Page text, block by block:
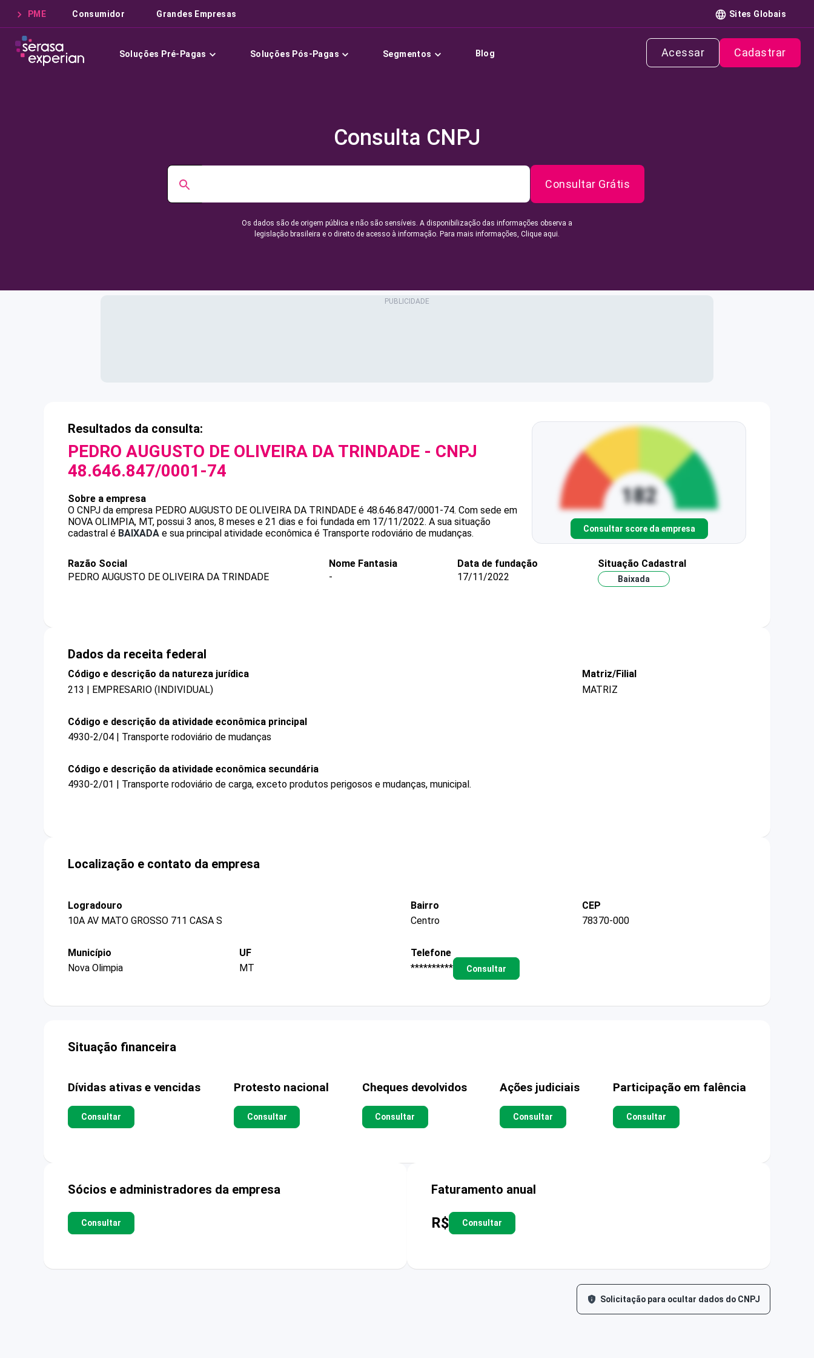
PME Consumidor Grandes Empresas Sites Globais
Soluções Pré-Pagas Soluções Pós-Pagas Segmentos Blog Acessar Cadastrar
Consulta CNPJ
Consultar Grátis
Os dados são de origem pública e não são sensíveis. A disponibilização das informações observa a
legislação brasileira e o direito de acesso à informação. Para mais informações, Clique aqui.
Resultados da consulta:
PEDRO AUGUSTO DE OLIVEIRA DA TRINDADE - CNPJ
48.646.847/0001-74
Sobre a empresa
O CNPJ da empresa PEDRO AUGUSTO DE OLIVEIRA DA TRINDADE é 48.646.847/0001-74. Com sede em
NOVA OLIMPIA, MT, possui 3 anos, 8 meses e 21 dias e foi fundada em 17/11/2022. A sua situação
cadastral é BAIXADA e sua principal atividade econômica é Transporte rodoviário de mudanças. Consultar score da empresa
Razão Social
PEDRO AUGUSTO DE OLIVEIRA DA TRINDADE
Nome Fantasia
-
Data de fundação
17/11/2022
Situação Cadastral
Baixada
Dados da receita federal
Código e descrição da natureza jurídica
213 | EMPRESARIO (INDIVIDUAL)
Matriz/Filial
MATRIZ
Código e descrição da atividade econômica principal
4930-2/04 | Transporte rodoviário de mudanças
Código e descrição da atividade econômica secundária
4930-2/01 | Transporte rodoviário de carga, exceto produtos perigosos e mudanças, municipal.
Localização e contato da empresa
Logradouro
10A AV MATO GROSSO 711 CASA S
Bairro
Centro
CEP
78370-000
Município
Nova Olimpia
UF
MT
Telefone
**********
Consultar
Situação financeira
Dívidas ativas e vencidas
Consultar
Protesto nacional
Consultar
Cheques devolvidos
Consultar
Ações judiciais
Consultar
Participação em falência
Consultar
Sócios e administradores da empresa
Consultar
Faturamento anual
R$ Consultar
Solicitação para ocultar dados do CNPJ